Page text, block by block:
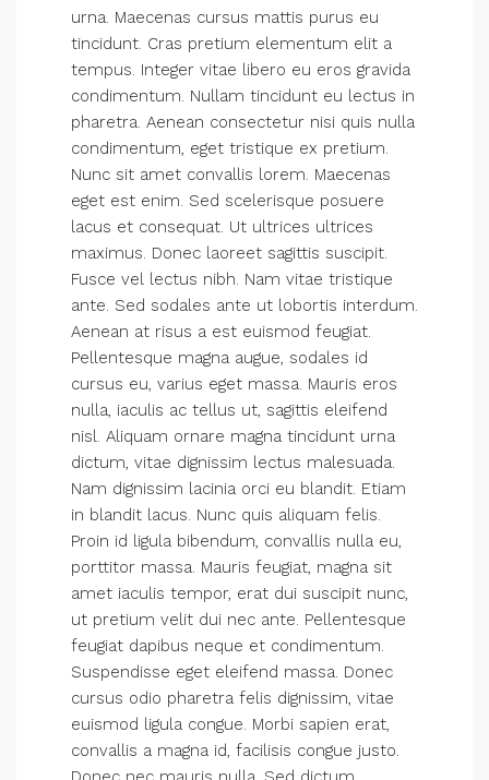
urna. Maecenas cursus mattis purus eu
tincidunt. Cras pretium elementum elit a
tempus. Integer vitae libero eu eros gravida
condimentum. Nullam tincidunt eu lectus in
pharetra. Aenean consectetur nisi quis nulla
condimentum, eget tristique ex pretium.
Nunc sit amet convallis lorem. Maecenas
eget est enim. Sed scelerisque posuere
lacus et consequat. Ut ultrices ultrices
maximus. Donec laoreet sagittis suscipit.
Fusce vel lectus nibh. Nam vitae tristique
ante. Sed sodales ante ut lobortis interdum.
Aenean at risus a est euismod feugiat.
Pellentesque magna augue, sodales id
cursus eu, varius eget massa. Mauris eros
nulla, iaculis ac tellus ut, sagittis eleifend
nisl. Aliquam ornare magna tincidunt urna
dictum, vitae dignissim lectus malesuada.
Nam dignissim lacinia orci eu blandit. Etiam
in blandit lacus. Nunc quis aliquam felis.
Proin id ligula bibendum, convallis nulla eu,
porttitor massa. Mauris feugiat, magna sit
amet iaculis tempor, erat dui suscipit nunc,
ut pretium velit dui nec ante. Pellentesque
feugiat dapibus neque et condimentum.
Suspendisse eget eleifend massa. Donec
cursus odio pharetra felis dignissim, vitae
euismod ligula congue. Morbi sapien erat,
convallis a magna id, facilisis congue justo.